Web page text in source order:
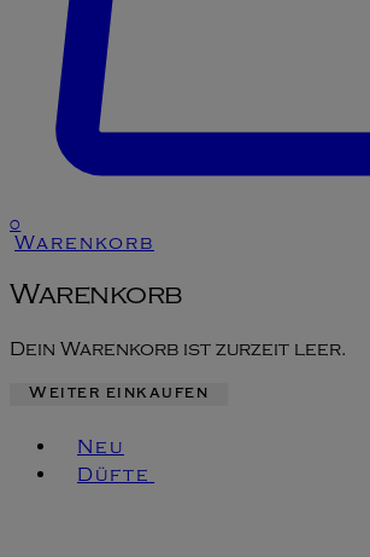
0
Warenkorb
Warenkorb
Dein Warenkorb ist zurzeit leer.
Weiter einkaufen
Neu
Düfte